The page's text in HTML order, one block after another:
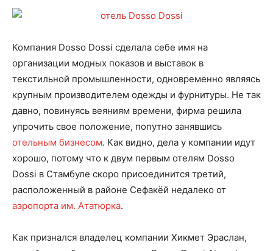
Компания Dosso Dossi сделала себе имя на
организации модных показов и выставок в
текстильной промышленности, одновременно являясь
крупным производителем одежды и фурнитуры. Не так
давно, повинуясь веяниям времени, фирма решила
упрочить свое положение, попутно занявшись
отельным бизнесом. Как видно, дела у компании идут
хорошо, потому что к двум первым отелям Dosso
Dossi в Стамбуле скоро присоединится третий,
расположенный в районе Сефакёй недалеко от
аэропорта им. Ататюрка.
Как признался владелец компании Хикмет Эраслан,